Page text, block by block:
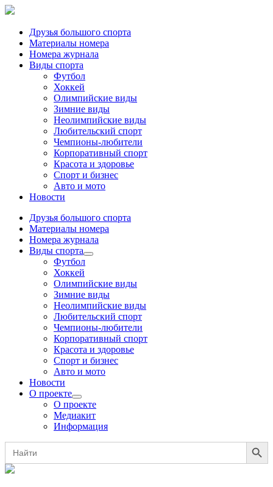
Друзья большого спорта
Материалы номера
Номера журнала
Виды спорта
Футбол
Хоккей
Олимпийские виды
Зимние виды
Неолимпийские виды
Любительский спорт
Чемпионы-любители
Корпоративный спорт
Красота и здоровье
Спорт и бизнес
Авто и мото
Новости
Друзья большого спорта
Материалы номера
Номера журнала
Виды спорта
Футбол
Хоккей
Олимпийские виды
Зимние виды
Неолимпийские виды
Любительский спорт
Чемпионы-любители
Корпоративный спорт
Красота и здоровье
Спорт и бизнес
Авто и мото
Новости
О проекте
О проекте
Медиакит
Информация
Search
for:
Search Button